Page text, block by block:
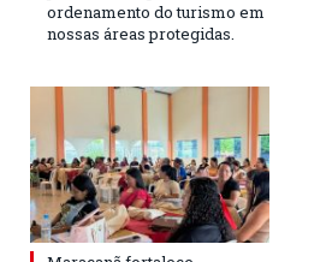
ordenamento do turismo em
nossas áreas protegidas.